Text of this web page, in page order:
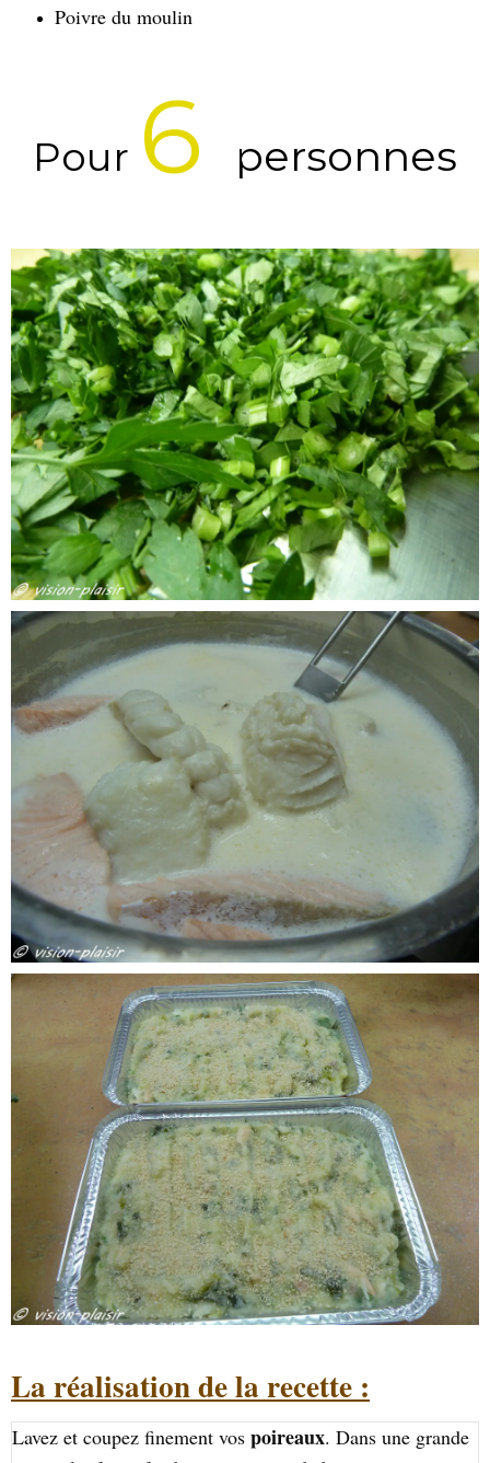
Poivre du moulin
Pour 6 personnes
La réalisation de la recette :
Lavez et coupez finement vospoireaux. Dans une grande